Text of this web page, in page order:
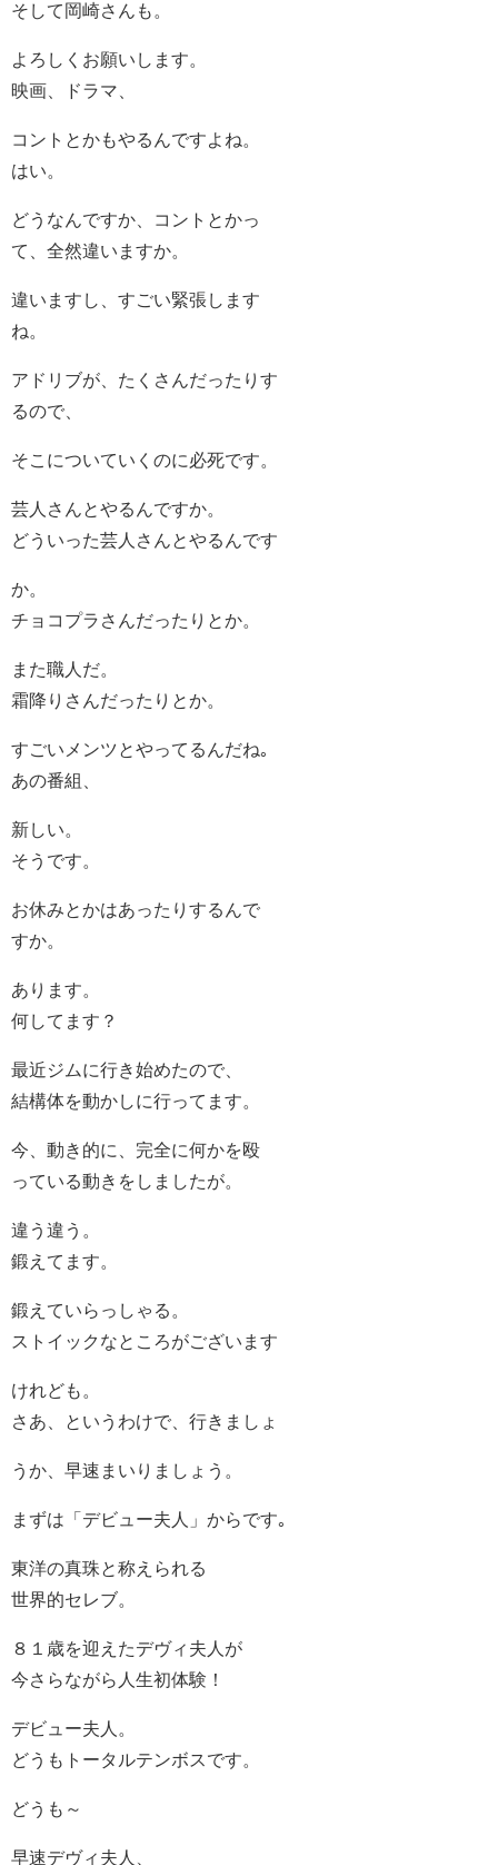
そして岡崎さんも。
よろしくお願いします。
映画、ドラマ、
コントとかもやるんですよね。
はい。
どうなんですか、コントとかっ
て、全然違いますか。
違いますし、すごい緊張します
ね。
アドリブが、たくさんだったりす
るので、
そこについていくのに必死です。
芸人さんとやるんですか。
どういった芸人さんとやるんです
か。
チョコプラさんだったりとか。
また職人だ。
霜降りさんだったりとか。
すごいメンツとやってるんだね｡
あの番組、
新しい。
そうです。
お休みとかはあったりするんで
すか。
あります。
何してます？
最近ジムに行き始めたので、
結構体を動かしに行ってます。
今、動き的に、完全に何かを殴
っている動きをしましたが。
違う違う。
鍛えてます。
鍛えていらっしゃる。
ストイックなところがございます
けれども。
さあ、というわけで、行きましょ
うか、早速まいりましょう。
まずは「デビュー夫人」からです｡
東洋の真珠と称えられる
世界的セレブ。
８１歳を迎えたデヴィ夫人が
今さらながら人生初体験！
デビュー夫人。
どうもトータルテンボスです。
どうも～
早速デヴィ夫人、